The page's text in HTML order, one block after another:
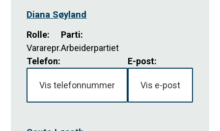
Diana Søyland
Rolle:
Vararepr.
Parti:
Arbeiderpartiet
Telefon:
Vis telefonnummer
E-post:
Vis e-post